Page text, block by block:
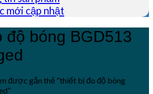
mới cập nhật
độ bóng BGD513
được gắn thẻ “thiết bị đo độ bóng